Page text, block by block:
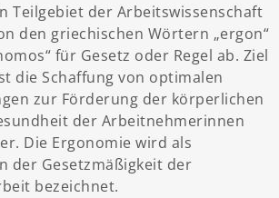
Teilgebiet der Arbeitswissenschaft
den griechischen Wörtern „ergon“
für Gesetz oder Regel ab. Ziel
die Schaffung von optimalen
zur Förderung der körperlichen
der Arbeitnehmerinnen
Die Ergonomie wird als
der Gesetzmäßigkeit der
bezeichnet.